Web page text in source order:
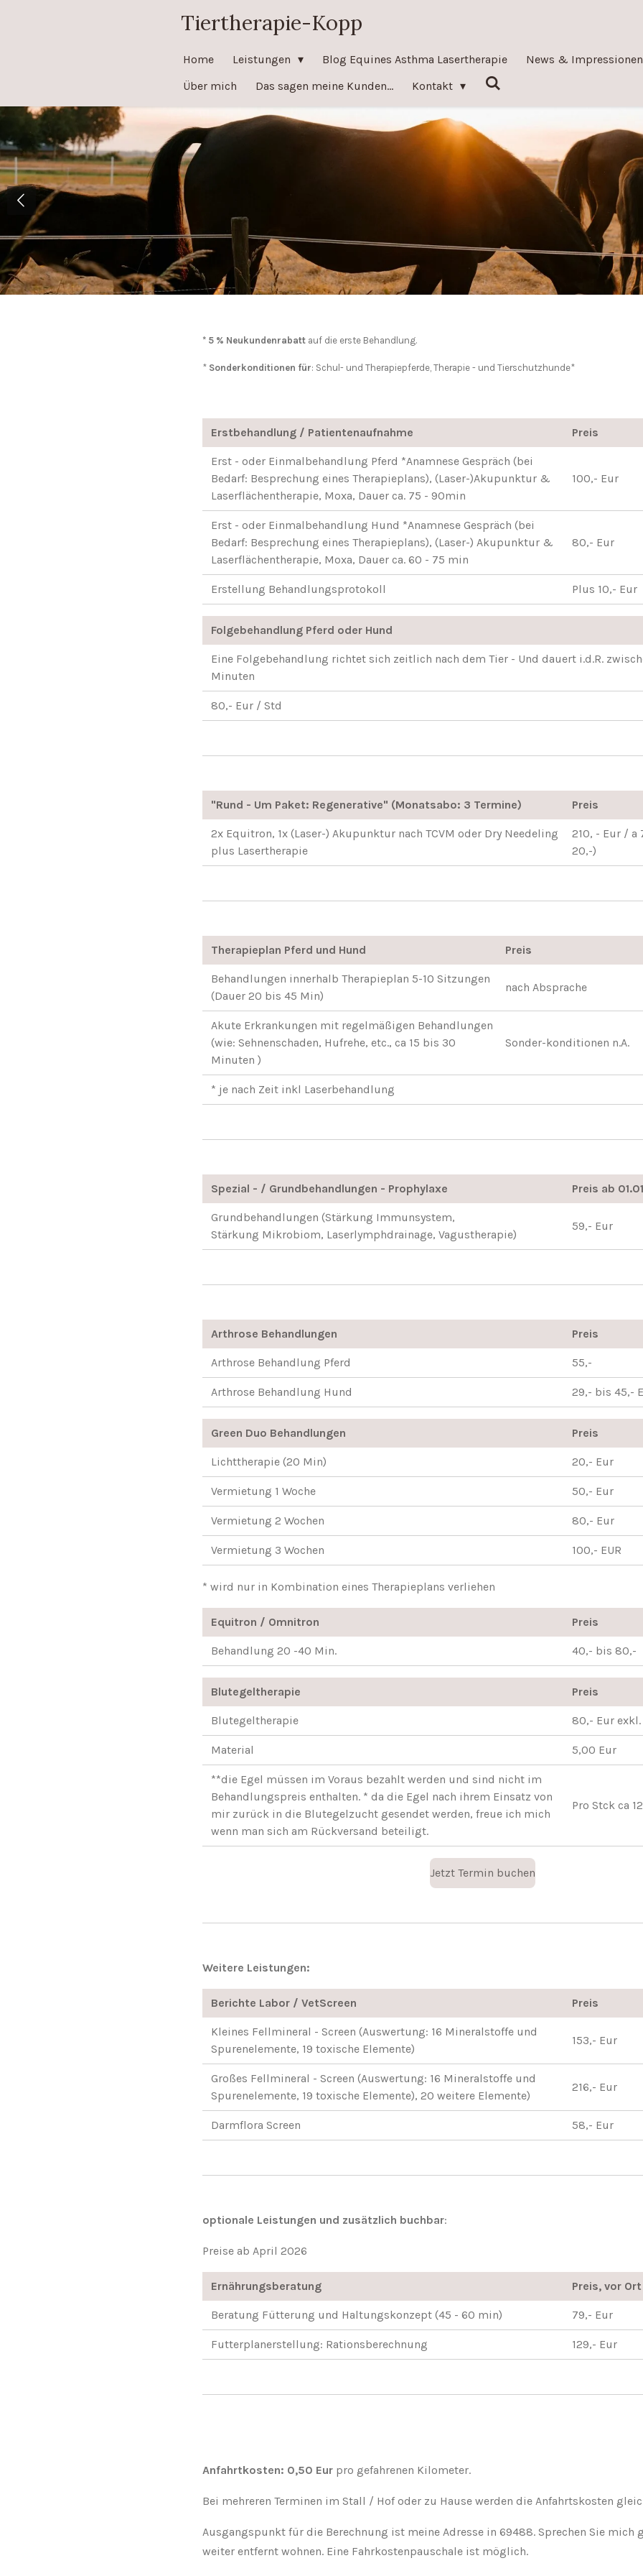
Tiertherapie-Kopp
Home Leistungen Blog Equines Asthma Lasertherapie
News & Impressionen
Über mich
Das sagen meine Kunden... Kontakt
* 5 % Neukundenrabatt auf die erste Behandlung.
* Sonderkonditionen für: Schul- und Therapiepferde, Therapie - und Tierschutzhunde*
Erstbehandlung / Patientenaufnahme Preis
Erst - oder Einmalbehandlung Pferd *Anamnese Gespräch (bei
Bedarf: Besprechung eines Therapieplans), (Laser-)Akupunktur &
Laserflächentherapie, Moxa, Dauer ca. 75 - 90min
100,- Eur
Erst - oder Einmalbehandlung Hund *Anamnese Gespräch (bei
Bedarf: Besprechung eines Therapieplans), (Laser-) Akupunktur &
Laserflächentherapie, Moxa, Dauer ca. 60 - 75 min
80,- Eur
Erstellung Behandlungsprotokoll Plus 10,- Eur
Folgebehandlung Pferd oder Hund
Eine Folgebehandlung richtet sich zeitlich nach dem Tier - Und dauert i.d.R.
Minuten
80,- Eur / Std
"Rund - Um Paket: Regenerative" (Monatsabo: 3 Termine) Preis
2x Equitron, 1x (Laser-) Akupunktur nach TCVM oder Dry Needeling
plus Lasertherapie
210, - Eur / a
20,-)
Therapieplan Pferd und Hund Preis
Behandlungen innerhalb Therapieplan 5-10 Sitzungen
(Dauer 20 bis 45 Min)
nach Absprache
Akute Erkrankungen mit regelmäßigen Behandlungen
(wie: Sehnenschaden, Hufrehe, etc., ca 15 bis 30
Minuten )
Sonder-konditionen n.A.
* je nach Zeit inkl Laserbehandlung
Spezial - / Grundbehandlungen - Prophylaxe Preis ab
Grundbehandlungen (Stärkung Immunsystem,
Stärkung Mikrobiom, Laserlymphdrainage, Vagustherapie)
59,- Eur
Arthrose Behandlungen Preis
Arthrose Behandlung Pferd 55,-
Arthrose Behandlung Hund 29,- bis 45,-
Green Duo Behandlungen Preis
Lichttherapie (20 Min) 20,- Eur
Vermietung 1 Woche 50,- Eur
Vermietung 2 Wochen 80,- Eur
Vermietung 3 Wochen 100,- EUR
* wird nur in Kombination eines Therapieplans verliehen
Equitron / Omnitron Preis
Behandlung 20 -40 Min. 40,- bis 80,-
Blutegeltherapie Preis
Blutegeltherapie 80,- Eur
Material 5,00 Eur
**die Egel müssen im Voraus bezahlt werden und sind nicht im
Behandlungspreis enthalten. * da die Egel nach ihrem Einsatz von
mir zurück in die Blutegelzucht gesendet werden, freue ich mich
wenn man sich am Rückversand beteiligt.
Pro Stck ca
Jetzt Termin buchen
Weitere Leistungen:
Berichte Labor / VetScreen Preis
Kleines Fellmineral - Screen (Auswertung: 16 Mineralstoffe und
Spurenelemente, 19 toxische Elemente)
153,- Eur
Großes Fellmineral - Screen (Auswertung: 16 Mineralstoffe und
Spurenelemente, 19 toxische Elemente), 20 weitere Elemente)
216,- Eur
Darmflora Screen 58,- Eur
optionale Leistungen und zusätzlich buchbar:
Preise ab April 2026
Ernährungsberatung Preis, vor
Beratung Fütterung und Haltungskonzept (45 - 60 min) 79,- Eur
Futterplanerstellung: Rationsberechnung 129,- Eur
Anfahrtkosten: 0,50 Eur pro gefahrenen Kilometer.
Bei mehreren Terminen im Stall / Hof oder zu Hause werden die Anfahrtskosten
Ausgangspunkt für die Berechnung ist meine Adresse in 69488. Sprechen Sie mich
weiter entfernt wohnen. Eine Fahrkostenpauschale ist möglich.